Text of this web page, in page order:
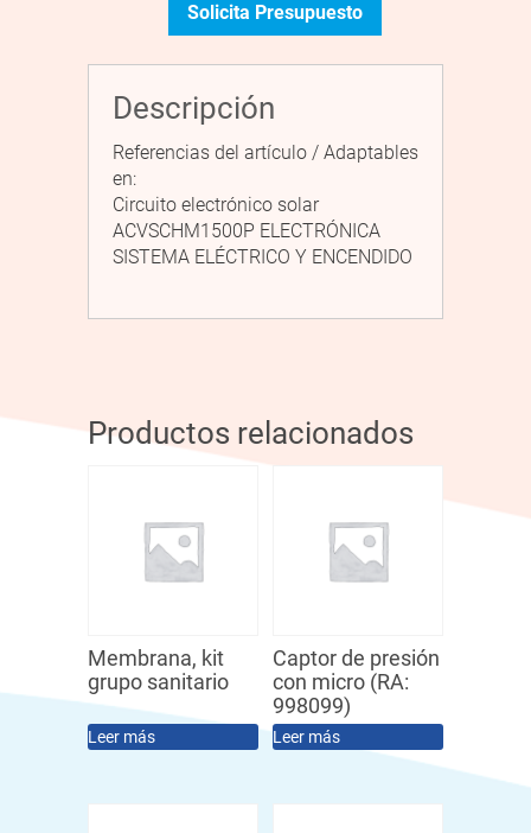
Solicita Presupuesto
Descripción
Referencias del artículo / Adaptables
en:
Circuito electrónico solar
ACVSCHM1500P ELECTRÓNICA
SISTEMA ELÉCTRICO Y ENCENDIDO
Productos relacionados
Membrana, kit
grupo sanitario
Leer más
Captor de presión
con micro (RA:
998099)
Leer más